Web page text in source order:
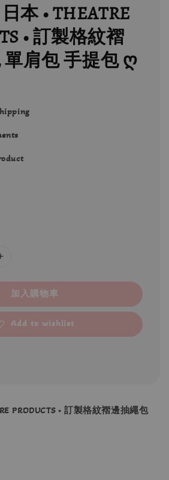
本 • THEATRE
• 訂製格紋褶
單肩包 手提包 ღ
加入購物車
Add to wishlist
PRODUCTS • 訂製格紋褶邊抽繩包